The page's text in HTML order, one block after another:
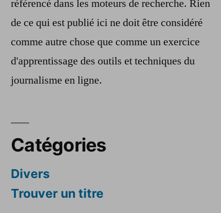
référencé dans les moteurs de recherche. Rien
de ce qui est publié ici ne doit être considéré
comme autre chose que comme un exercice
d'apprentissage des outils et techniques du
journalisme en ligne.
Catégories
Divers
Trouver un titre